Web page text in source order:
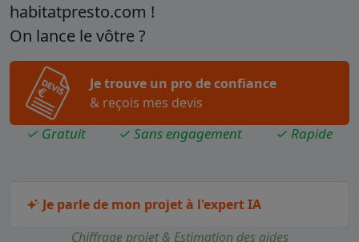
habitatpresto.com !
On lance le vôtre ?
Je trouve un pro de confiance
& reçois mes devis
✓ Gratuit ✓ Sans engagement ✓ Rapide
Je parle de mon projet à l'expert IA
Chiffrage projet & Estimation des aides